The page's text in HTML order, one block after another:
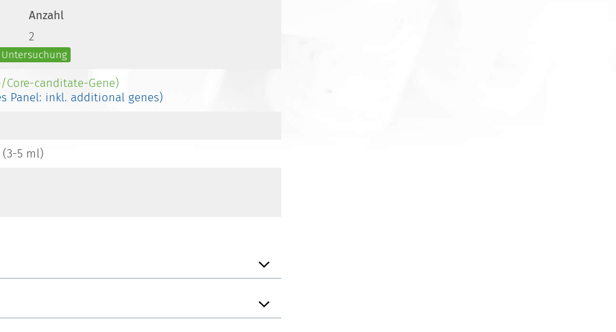
Anzahl
2
Core-canditate-Gene)
Panel: inkl. additional genes)
(3-5 ml)